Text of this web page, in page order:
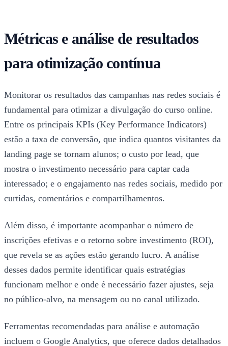
Métricas e análise de resultados
para otimização contínua
Monitorar os resultados das campanhas nas redes sociais é
fundamental para otimizar a divulgação do curso online.
Entre os principais KPIs (Key Performance Indicators)
estão a taxa de conversão, que indica quantos visitantes da
landing page se tornam alunos; o custo por lead, que
mostra o investimento necessário para captar cada
interessado; e o engajamento nas redes sociais, medido por
curtidas, comentários e compartilhamentos.
Além disso, é importante acompanhar o número de
inscrições efetivas e o retorno sobre investimento (ROI),
que revela se as ações estão gerando lucro. A análise
desses dados permite identificar quais estratégias
funcionam melhor e onde é necessário fazer ajustes, seja
no público-alvo, na mensagem ou no canal utilizado.
Ferramentas recomendadas para análise e automação
incluem o Google Analytics, que oferece dados detalhados